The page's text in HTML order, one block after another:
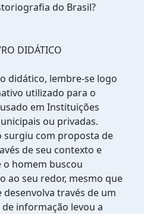
do Brasil?
DIDÁTICO
didático, lembre-se logo
utilizado para o
em Instituições
ou privadas.
surgiu com proposta de
de seu contexto e
o homem buscou
ao seu redor, mesmo que
través de um
informação levou a